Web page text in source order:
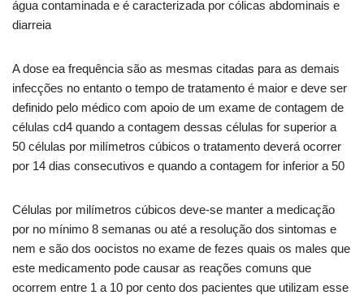
água contaminada e é caracterizada por cólicas abdominais e
diarreia
A dose ea frequência são as mesmas citadas para as demais
infecções no entanto o tempo de tratamento é maior e deve ser
definido pelo médico com apoio de um exame de contagem de
células cd4 quando a contagem dessas células for superior a
50 células por milímetros cúbicos o tratamento deverá ocorrer
por 14 dias consecutivos e quando a contagem for inferior a 50
Células por milímetros cúbicos deve-se manter a medicação
por no mínimo 8 semanas ou até a resolução dos sintomas e
nem e são dos oocistos no exame de fezes quais os males que
este medicamento pode causar as reações comuns que
ocorrem entre 1 a 10 por cento dos pacientes que utilizam esse